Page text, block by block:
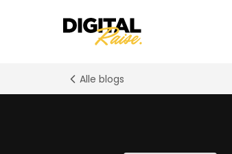
Alle blogs